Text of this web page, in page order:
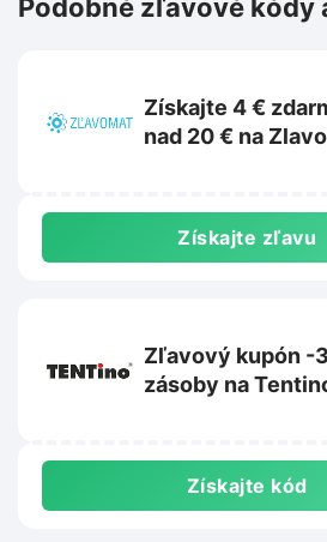
Podobné zľavové kódy
Získajte 4 €
nad 20 € na
Získajte zľavu
Zľavový kupón -
zásoby na
Získajte kód